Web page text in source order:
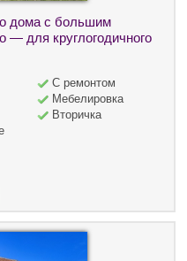
дома с большим
— для круглогодичного
С ремонтом
Мебелировка
Вторичка